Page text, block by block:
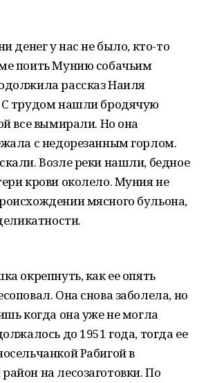
денег у нас не было, кто-то
поить Мунию собачьим
рассказ Наиля
трудом нашли бродячую
все вымирали. Но она
с недорезанным горлом.
Возле реки нашли, бедное
крови околело. Муния не
мясного бульона,
окрепнуть, как ее опять
Она снова заболела, но
когда она уже не могла
до 1951 года, тогда ее
Рабигой в
на лесозаготовки. По